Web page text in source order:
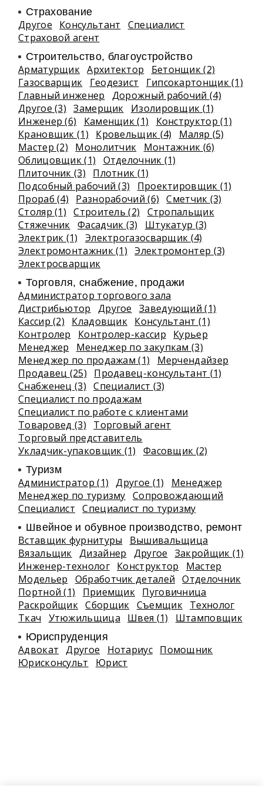
Страхование
Другое Консультант
Специалист
Страховой агент
Строительство, благоустройство
Арматурщик Архитектор
Бетонщик (2)
Газосварщик
Геодезист
Гипсокартонщик (1)
Главный инженер
Дорожный рабочий (4)
Другое (3)
Замерщик
Изолировщик (1)
Инженер (6)
Каменщик (1)
Конструктор (1)
Крановщик (1)
Кровельщик (4)
Маляр (5)
Мастер (2)
Монолитчик
Монтажник (6)
Облицовщик (1)
Отделочник (1)
Плиточник (3)
Плотник (1)
Подсобный рабочий (3)
Проектировщик (1)
Прораб (4)
Разнорабочий (6)
Сметчик (3)
Столяр (1)
Строитель (2)
Стропальщик
Стяжечник Фасадчик (3)
Штукатур (3)
Электрик (1)
Электрогазосварщик (4)
Электромонтажник (1)
Электромонтер (3)
Электросварщик
Торговля, снабжение, продажи
Администратор торгового зала
Дистрибьютор
Другое
Заведующий (1)
Кассир (2)
Кладовщик Консультант (1)
Контролер
Контролер-кассир
Курьер
Менеджер
Менеджер по закупкам (3)
Менеджер по продажам (1)
Мерчендайзер
Продавец (25)
Продавец-консультант (1)
Снабженец (3)
Специалист (3)
Специалист по продажам
Специалист по работе с клиентами
Товаровед (3)
Торговый агент
Торговый представитель
Укладчик-упаковщик (1)
Фасовщик (2)
Туризм
Администратор (1) Другое (1)
Менеджер
Менеджер по туризму Сопровождающий
Специалист
Специалист по туризму
Швейное и обувное производство, ремонт
Вставщик фурнитуры
Вышивальщица
Вязальщик Дизайнер Другое
Закройщик (1)
Инженер-технолог Конструктор
Мастер
Модельер
Обработчик деталей
Отделочник
Портной (1)
Приемщик Пуговичница
Раскройщик Сборщик Съемщик Технолог
Ткач
Утюжильщица Швея (1) Штамповщик
Юриспруденция
Адвокат Другое Нотариус Помощник
Юрисконсульт
Юрист